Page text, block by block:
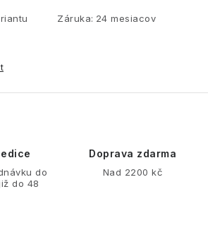
Záruka: 24 mesiacov
do
do 48
Doprava zdarma
Nad 2200 kč